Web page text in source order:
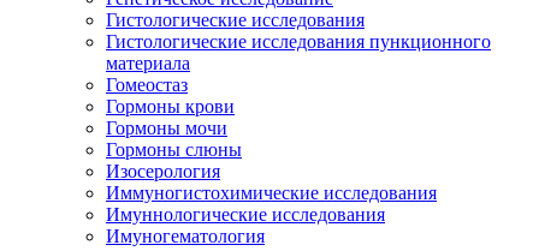
Гистологические исследования
Гистологические исследования пункционного
материала
Гомеостаз
Гормоны крови
Гормоны мочи
Гормоны слюны
Изосерология
Иммуногистохимические исследования
Имуннологические исследования
Имуногематология